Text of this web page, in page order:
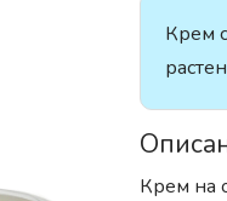
Крем
Крем на